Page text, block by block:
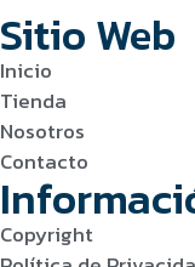
Sitio Web
Inicio
Tienda
Nosotros
Contacto
Copyright